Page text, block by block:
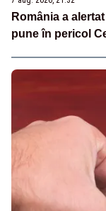
România a
pune în pericol